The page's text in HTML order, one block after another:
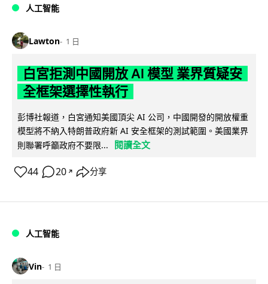
人工智能
Lawton 1 日
白宮拒測中國開放 AI 模型 業界質疑安
全框架選擇性執行
彭博社報道，白宮通知美國頂尖 AI 公司，中國開發的開放權重
模型將不納入特朗普政府新 AI 安全框架的測試範圍。美國業界
則聯署呼籲政府不要限...
閱讀全文
44 20 ↗ 分享
人工智能
Vin 1 日